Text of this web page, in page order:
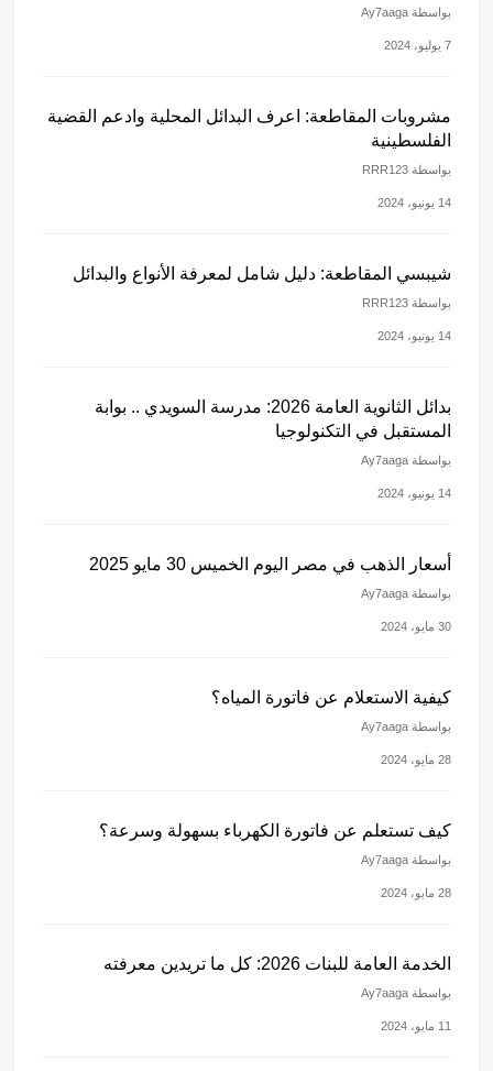
بواسطة Ay7aaga
7 يوليو، 2024
مشروبات المقاطعة: اعرف البدائل المحلية وادعم القضية
الفلسطينية
بواسطة RRR123
14 يونيو، 2024
شيبسي المقاطعة: دليل شامل لمعرفة الأنواع والبدائل
بواسطة RRR123
14 يونيو، 2024
بدائل الثانوية العامة 2026: مدرسة السويدي .. بوابة
المستقبل في التكنولوجيا
بواسطة Ay7aaga
14 يونيو، 2024
أسعار الذهب في مصر اليوم الخميس 30 مايو 2025
بواسطة Ay7aaga
30 مايو، 2024
كيفية الاستعلام عن فاتورة المياه؟
بواسطة Ay7aaga
28 مايو، 2024
كيف تستعلم عن فاتورة الكهرباء بسهولة وسرعة؟
بواسطة Ay7aaga
28 مايو، 2024
الخدمة العامة للبنات 2026: كل ما تريدين معرفته
بواسطة Ay7aaga
11 مايو، 2024